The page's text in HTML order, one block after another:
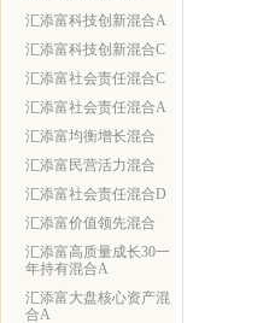
汇添富科技创新混合A
汇添富科技创新混合C
汇添富社会责任混合C
汇添富社会责任混合A
汇添富均衡增长混合
汇添富民营活力混合
汇添富社会责任混合D
汇添富价值领先混合
汇添富高质量成长30一
年持有混合A
汇添富大盘核心资产混
合A